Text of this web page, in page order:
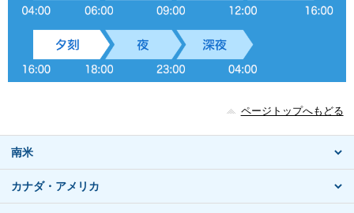
ページトップへもどる
南米
カナダ・アメリカ